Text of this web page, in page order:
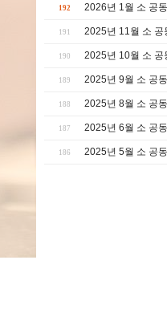
192 2026년 1월 소 공
191 2025년 11월 소 공
190 2025년 10월 소 공
189 2025년 9월 소 공
188 2025년 8월 소 공
187 2025년 6월 소 공
186 2025년 5월 소 공